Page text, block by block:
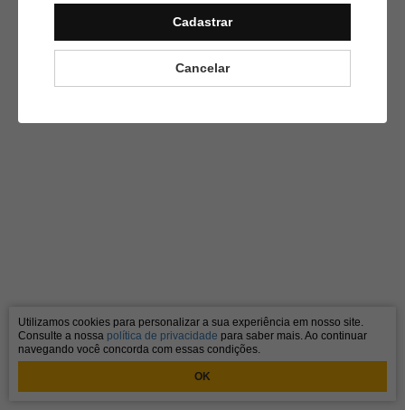
Cadastrar
Cancelar
Utilizamos cookies para personalizar a sua experiência em nosso site.
Consulte a nossa política de privacidade para saber mais. Ao continuar
navegando você concorda com essas condições.
OK